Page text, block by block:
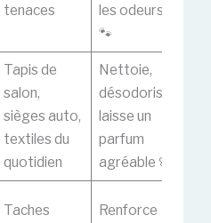
tenaces
les odeurs
🐾
Tapis de
salon,
sièges auto,
textiles du
quotidien
Nettoie,
désodorise,
laisse un
parfum
agréable 🌸
Taches
Renforce